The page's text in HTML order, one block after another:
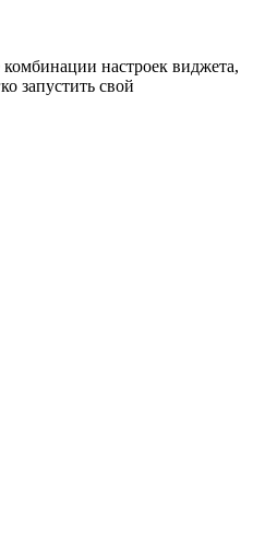
настроек виджета,
запустить свой